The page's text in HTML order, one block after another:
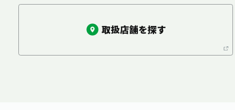
取扱店舗を探す